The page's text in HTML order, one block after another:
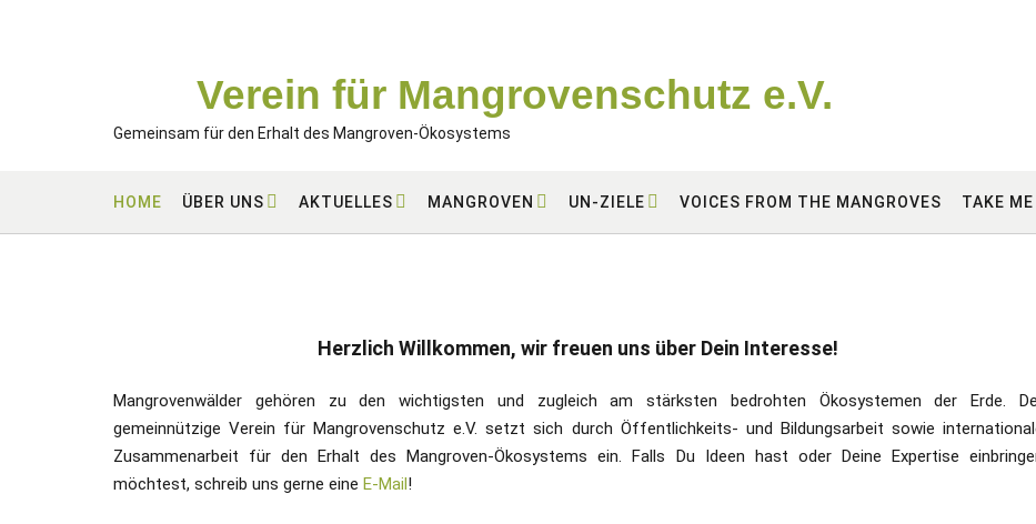
Verein für Mangrovenschutz e.V.
Gemeinsam für den Erhalt des Mangroven-Ökosystems
HOME ÜBER UNS AKTUELLES MANGROVEN UN-ZIELE VOICES FROM THE MANGROVES TAKE
Herzlich Willkommen, wir freuen uns über Dein Interesse!
Mangrovenwälder gehören zu den wichtigsten und zugleich am stärksten bedrohten Ökosystemen der Erde.
gemeinnützige Verein für Mangrovenschutz e.V. setzt sich durch Öffentlichkeits- und Bildungsarbeit sowie
Zusammenarbeit für den Erhalt des Mangroven-Ökosystems ein. Falls Du Ideen hast oder Deine Expertise
möchtest, schreib uns gerne eine E-Mail!